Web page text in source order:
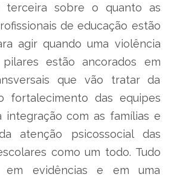
terceira sobre o quanto as
de educação estão
agir quando uma violência
pilares estão ancorados em
que vão tratar da
fortalecimento das equipes
integração com as famílias e
atenção psicossocial das
como um todo. Tudo
em evidências e em uma